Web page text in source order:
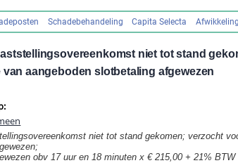
Schadebehandeling Capita Selecta Afwikkeling
niet tot stand
aangeboden slotbetaling afgewezen
niet tot stand gekomen; verzocht
obv 17 uur en 18 minuten x € 215,00 + 21%